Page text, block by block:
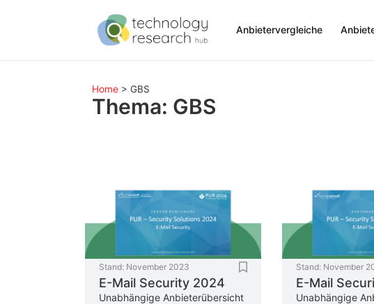
Anbietervergleiche
Home > GBS
Thema: GBS
Stand: November 2023
E-Mail Security 2024
Unabhängige Anbieterübersicht
Stand: November
E-Mail
Unabhängige